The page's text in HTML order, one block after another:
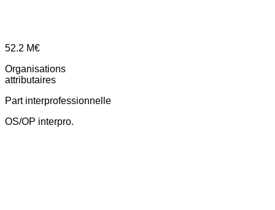
52.2 M€
Organisations
attributaires
Part interprofessionnelle
OS/OP interpro.